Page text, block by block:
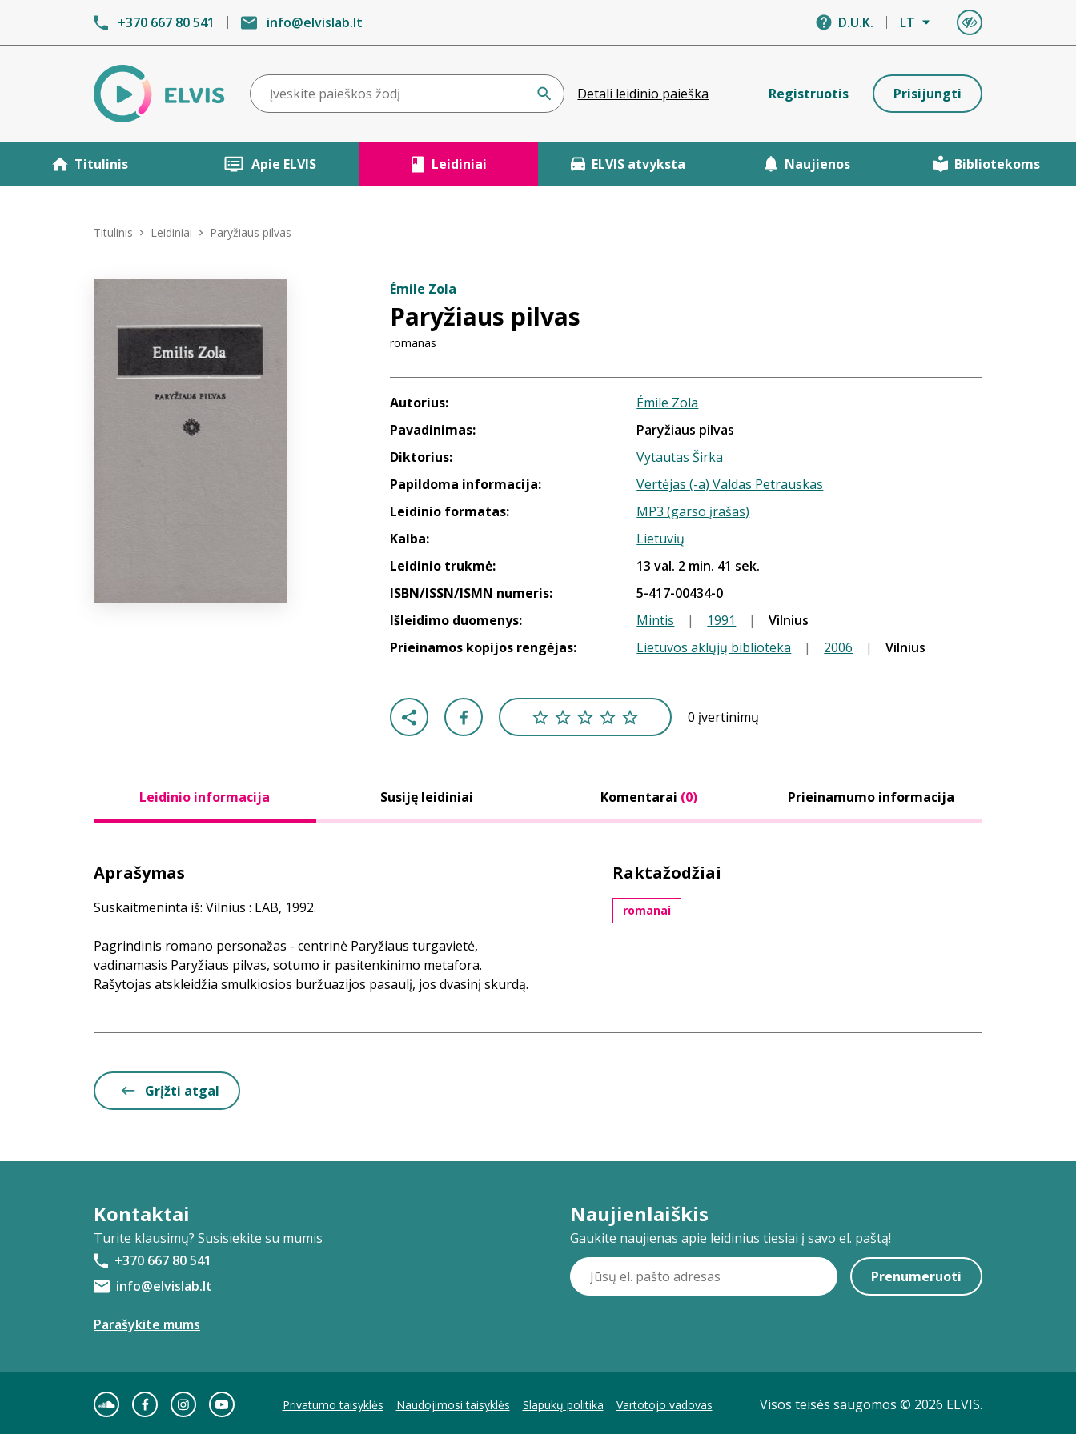
+370 667 80 541 info@elvislab.lt D.U.K. LT
Detali leidinio paieška Registruotis Prisijungti
Titulinis Apie ELVIS Leidiniai ELVIS atvyksta Naujienos Bibliotekoms
Titulinis Leidiniai Paryžiaus pilvas
Émile Zola
Paryžiaus pilvas
romanas
Autorius:
Émile Zola
Pavadinimas:
Paryžiaus pilvas
Diktorius:
Vytautas Širka
Papildoma informacija:
Vertėjas (-a) Valdas Petrauskas
Leidinio formatas:
MP3 (garso įrašas)
Kalba:
Lietuvių
Leidinio trukmė:
13 val. 2 min. 41 sek.
ISBN/ISSN/ISMN numeris:
5-417-00434-0
Išleidimo duomenys:
Mintis | 1991 |
Vilnius
Prieinamos kopijos rengėjas:
Lietuvos aklųjų biblioteka | 2006 | Vilnius
0 įvertinimų
Leidinio informacija Susiję leidiniai Komentarai (0) Prieinamumo informacija
Aprašymas
Suskaitmeninta iš: Vilnius : LAB, 1992.
Pagrindinis romano personažas - centrinė Paryžiaus turgavietė,
vadinamasis Paryžiaus pilvas, sotumo ir pasitenkinimo metafora.
Rašytojas atskleidžia smulkiosios buržuazijos pasaulį, jos dvasinį skurdą.
Raktažodžiai
romanai
Grįžti atgal
Kontaktai
Turite klausimų? Susisiekite su mumis
+370 667 80 541
info@elvislab.lt
Parašykite mums
Naujienlaiškis
Gaukite naujienas apie leidinius tiesiai į savo el. paštą!
Prenumeruoti
Visos teisės saugomos © 2026 ELVIS.
Privatumo taisyklės Naudojimosi taisyklės Slapukų politika Vartotojo vadovas